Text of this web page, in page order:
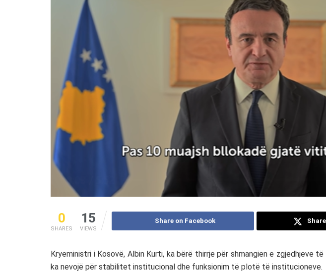
0
SHARES
15
VIEWS
Share on Facebook
Kryeministri i Kosovë, Albin Kurti, ka bërë thirrje për shmangien e zgjedhjeve
ka nevojë për stabilitet institucional dhe funksionim të plotë të institucioneve.